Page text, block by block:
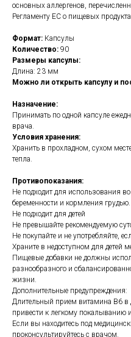
основных аллергенов,
Регламенту ЕС о пищевых
Формат: Капсулы
Количество: 90
Размеры капсулы:
Длина: 23 мм
Можно ли открыть капсулу и
Назначение:
Принимать по одной капсуле
врача.
Условия хранения:
Хранить в прохладном, сухом
тепла.
Противопоказания:
Не подходит для использования
беременности и кормления грудью.
Не подходит для детей
Не превышайте рекомендуемую
Не покупайте и не употребляйте,
Храните в недоступном для детей
Пищевые добавки не должны
разнообразного и
жизни.
Дополнительные предупреждения:
Длительный прием витамина B6 в
привести к легкому покалыванию
Если вы находитесь под
проконсультируйтесь с врачом.